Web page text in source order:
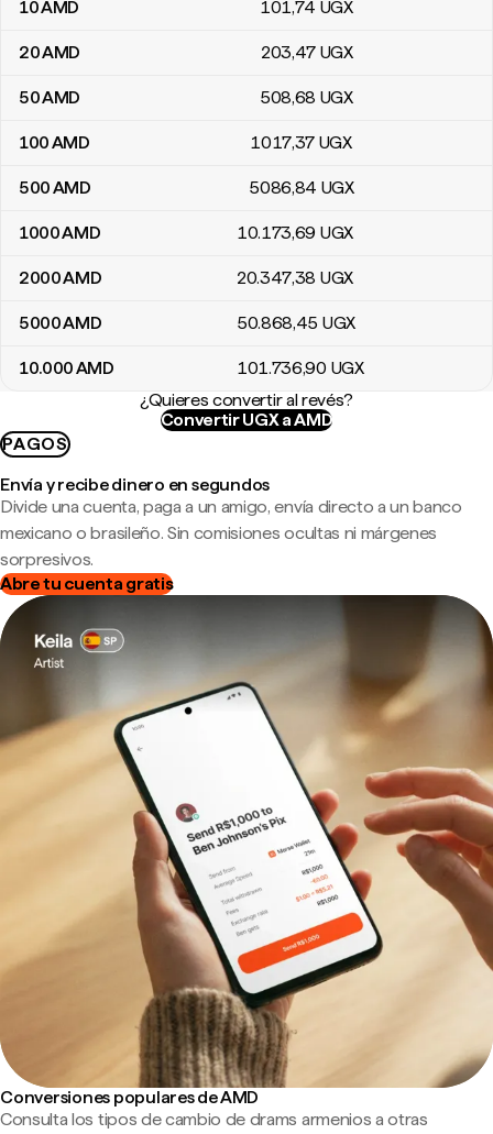
10AMD 101,74 UGX
20AMD 203,47 UGX
50AMD 508,68 UGX
100AMD 1017,37 UGX
500AMD 5086,84 UGX
1000AMD 10.173,69 UGX
2000AMD 20.347,38 UGX
5000AMD 50.868,45 UGX
10.000AMD 101.736,90 UGX
¿Quieres convertir al revés?
Convertir UGX a AMD
PAGOS
Envía y recibe dinero en segundos
Divide una cuenta, paga a un amigo, envía directo a un banco
mexicano o brasileño. Sin comisiones ocultas ni márgenes
sorpresivos.
Abre tu cuenta gratis
Conversiones populares de AMD
Consulta los tipos de cambio de drams armenios a otras